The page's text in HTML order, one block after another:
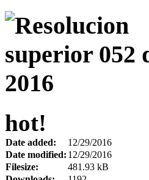
hot!
Date added:
12/29/2016
Date modified: 12/29/2016
Filesize:
481.93 kB